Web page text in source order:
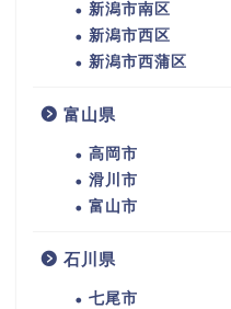
新潟市南区
新潟市西区
新潟市西蒲区
富山県
高岡市
滑川市
富山市
石川県
七尾市